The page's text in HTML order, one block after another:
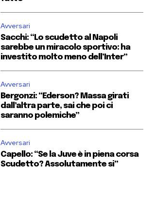
Avversari
Sacchi: “Lo scudetto al Napoli
sarebbe un miracolo sportivo: ha
investito molto meno dell’Inter”
Avversari
Bergonzi: “Ederson? Massa girati
dall’altra parte, sai che poi ci
saranno polemiche”
Avversari
Capello: “Se la Juve è in piena corsa
Scudetto? Assolutamente si”